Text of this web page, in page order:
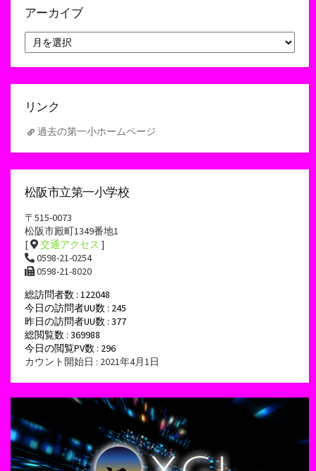
アーカイブ
ー
リンク
過去の第一小ホームページ
松阪市立第一小学校
〒515-0073
松阪市殿町1349番地1
[
交通アクセス ]
0598-21-0254
0598-21-8020
総訪問者数 : 122048
今日の訪問者UU数 : 245
昨日の訪問者UU数 : 377
総閲覧数 : 369988
今日の閲覧PV数 : 296
カウント開始日 : 2021年4月1日